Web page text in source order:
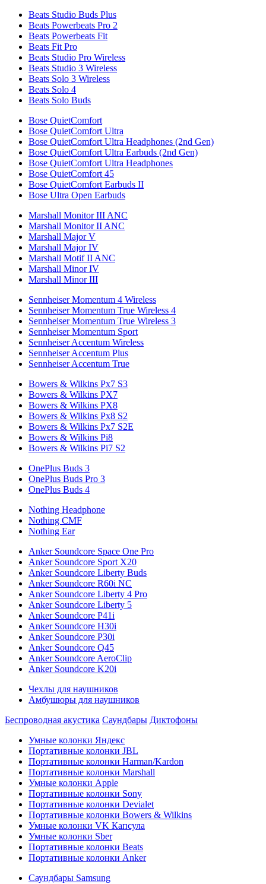
Beats Studio Buds Plus
Beats Powerbeats Pro 2
Beats Powerbeats Fit
Beats Fit Pro
Beats Studio Pro Wireless
Beats Studio 3 Wireless
Beats Solo 3 Wireless
Beats Solo 4
Beats Solo Buds
Bose QuietComfort
Bose QuietComfort Ultra
Bose QuietComfort Ultra Headphones (2nd Gen)
Bose QuietComfort Ultra Earbuds (2nd Gen)
Bose QuietComfort Ultra Headphones
Bose QuietComfort 45
Bose QuietComfort Earbuds II
Bose Ultra Open Earbuds
Marshall Monitor III ANC
Marshall Monitor II ANC
Marshall Major V
Marshall Major IV
Marshall Motif II ANC
Marshall Minor IV
Marshall Minor III
Sennheiser Momentum 4 Wireless
Sennheiser Momentum True Wireless 4
Sennheiser Momentum True Wireless 3
Sennheiser Momentum Sport
Sennheiser Accentum Wireless
Sennheiser Accentum Plus
Sennheiser Accentum True
Bowers & Wilkins Px7 S3
Bowers & Wilkins PX7
Bowers & Wilkins PX8
Bowers & Wilkins Px8 S2
Bowers & Wilkins Px7 S2E
Bowers & Wilkins Pi8
Bowers & Wilkins Pi7 S2
OnePlus Buds 3
OnePlus Buds Pro 3
OnePlus Buds 4
Nothing Headphone
Nothing CMF
Nothing Ear
Anker Soundcore Space One Pro
Anker Soundcore Sport X20
Anker Soundcore Liberty Buds
Anker Soundcore R60i NC
Anker Soundcore Liberty 4 Pro
Anker Soundcore Liberty 5
Anker Soundcore P41i
Anker Soundcore H30i
Anker Soundcore P30i
Anker Soundcore Q45
Anker Soundcore AeroClip
Anker Soundcore K20i
Чехлы для наушников
Амбушюры для наушников
Беспроводная акустика Саундбары Диктофоны
Умные колонки Яндекс
Портативные колонки JBL
Портативные колонки Harman/Kardon
Портативные колонки Marshall
Умные колонки Apple
Портативные колонки Sony
Портативные колонки Devialet
Портативные колонки Bowers & Wilkins
Умные колонки VK Капсула
Умные колонки Sber
Портативные колонки Beats
Портативные колонки Anker
Саундбары Samsung